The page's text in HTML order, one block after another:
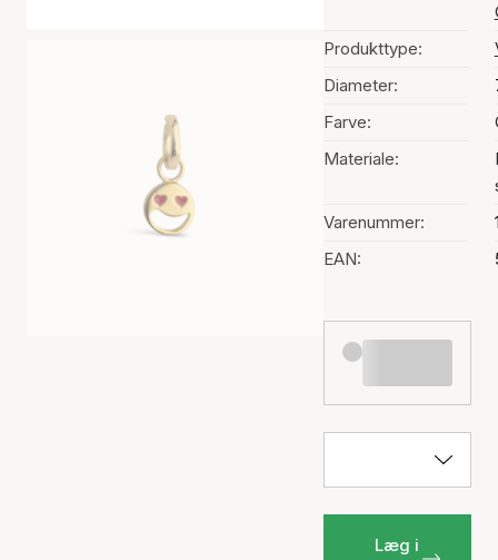
Produkttype:
Diameter:
Farve:
Materiale:
Varenummer:
EAN:
Læg i